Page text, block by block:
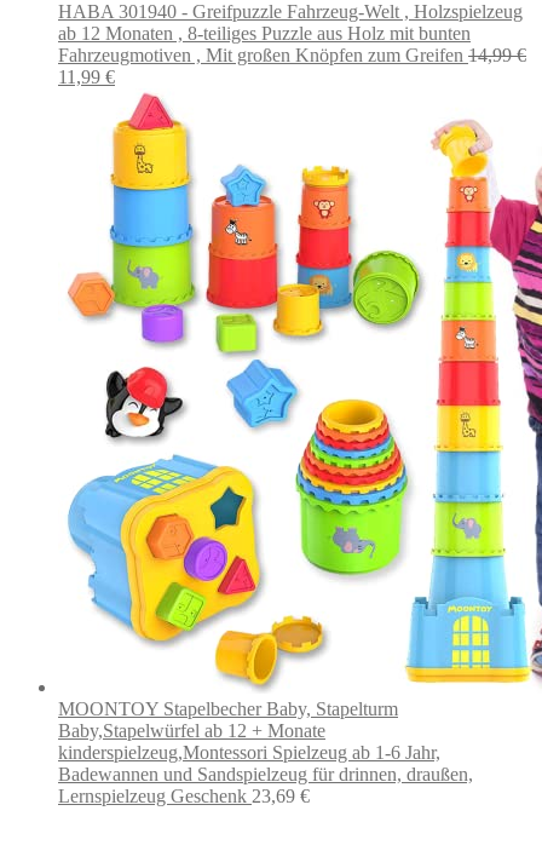
HABA 301940 - Greifpuzzle Fahrzeug-Welt , Holzspielzeug
ab 12 Monaten , 8-teiliges Puzzle aus Holz mit bunten
Fahrzeugmotiven , Mit großen Knöpfen zum Greifen 14,99€
Ursprünglicher
11,99 €Aktueller
Preis
ist:
11,99 €.
MOONTOY Stapelbecher Baby, Stapelturm
Baby,Stapelwürfel ab 12 + Monate
kinderspielzeug,Montessori Spielzeug ab 1-6 Jahr,
Badewannen und Sandspielzeug für drinnen, draußen,
Lernspielzeug Geschenk 23,69 €